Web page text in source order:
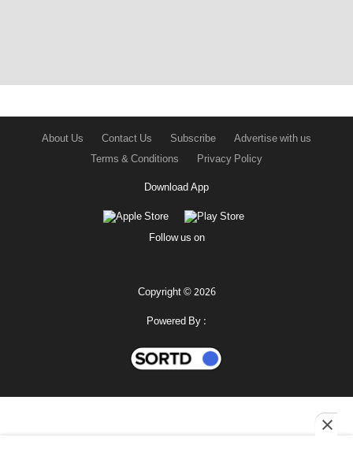
About Us Contact Us Subscribe
Advertise with us
Terms & Conditions
Privacy Policy
Download App
Follow us on
Copyright © 2026
Powered By :